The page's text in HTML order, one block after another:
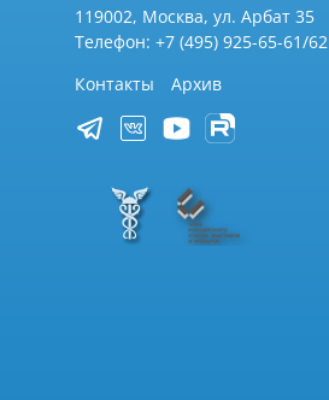
119002, Москва, ул. Арбат 35
Телефон: +7 (495) 925-65-61/62
Контакты
Архив